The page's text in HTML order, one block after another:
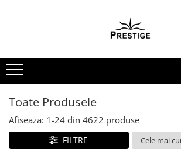
Noutati
Promotii
Spiritualitate - Ezoterism
AngelConnection
Arte Divinatorii
Toate Produsele
Afiseaza: 1-24 din 4622 produse
FILTRE